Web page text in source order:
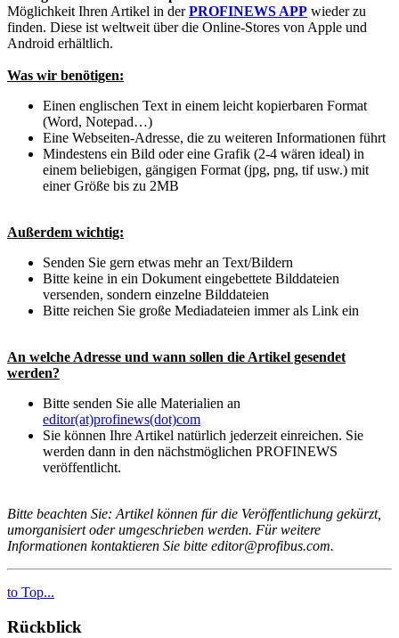
Möglichkeit Ihren Artikel in derPROFINEWS APP wieder zu
finden. Diese ist weltweit über die Online-Stores von Apple und
Android erhältlich.
Was wir benötigen:
Einen englischen Text in einem leicht kopierbaren Format
(Word, Notepad…)
Eine Webseiten-Adresse, die zu weiteren Informationen führt
Mindestens ein Bild oder eine Grafik (2-4 wären ideal) in
einem beliebigen, gängigen Format (jpg, png, tif usw.) mit
einer Größe bis zu 2MB
Außerdem wichtig:
Senden Sie gern etwas mehr an Text/Bildern
Bitte keine in ein Dokument eingebettete Bilddateien
versenden, sondern einzelne Bilddateien
Bitte reichen Sie große Mediadateien immer als Link ein
An welche Adresse und wann sollen die Artikel gesendet
werden?
Bitte senden Sie alle Materialien an
editor(at)profinews(dot)com
Sie können Ihre Artikel natürlich jederzeit einreichen. Sie
werden dann in den nächstmöglichen PROFINEWS
veröffentlicht.
Bitte beachten Sie: Artikel können für die Veröffentlichung gekürzt,
umorganisiert oder umgeschrieben werden. Für weitere
Informationen kontaktieren Sie bitte editor@profibus.com.
to Top...
Rückblick